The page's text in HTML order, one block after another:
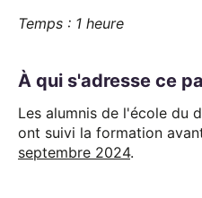
Temps : 1 heure
À qui s'adresse ce
Les alumnis de l'école du
ont suivi la formation
septembre 2024.